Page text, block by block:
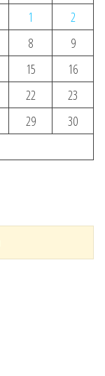
1
2
8
9
15
16
22
23
29
30